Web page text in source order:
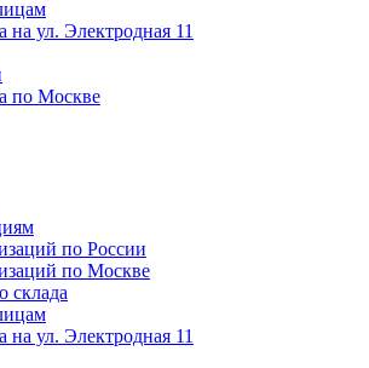
ул. Электродная 11
по Москве
по России
по Москве
склада
ул. Электродная 11